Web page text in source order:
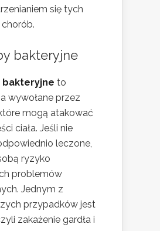
się tych
bakteryjne
bakteryjne to
wywołane przez
mogą atakować
ciała. Jeśli nie
leczone,
ryzyko
problemów
Jednym z
przypadków jest
zakażenie gardła i